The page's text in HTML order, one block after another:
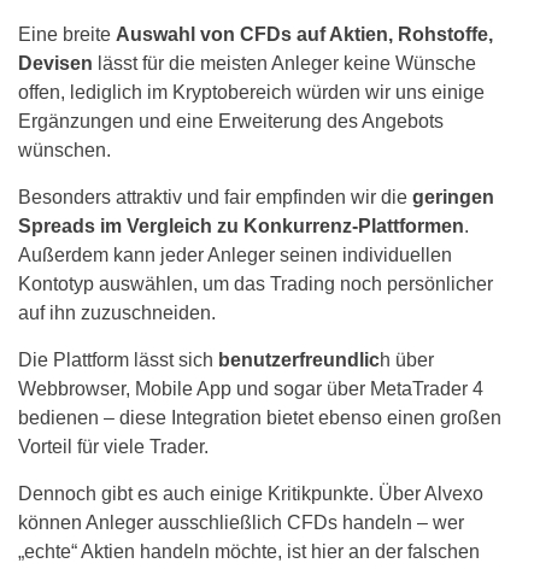
Eine breite Auswahl von CFDs auf Aktien, Rohstoffe,
Devisen lässt für die meisten Anleger keine Wünsche
offen, lediglich im Kryptobereich würden wir uns einige
Ergänzungen und eine Erweiterung des Angebots
wünschen.
Besonders attraktiv und fair empfinden wir die geringen
Spreads im Vergleich zu Konkurrenz-Plattformen.
Außerdem kann jeder Anleger seinen individuellen
Kontotyp auswählen, um das Trading noch persönlicher
auf ihn zuzuschneiden.
Die Plattform lässt sich benutzerfreundlich über
Webbrowser, Mobile App und sogar über MetaTrader 4
bedienen – diese Integration bietet ebenso einen großen
Vorteil für viele Trader.
Dennoch gibt es auch einige Kritikpunkte. Über Alvexo
können Anleger ausschließlich CFDs handeln – wer
„echte“ Aktien handeln möchte, ist hier an der falschen